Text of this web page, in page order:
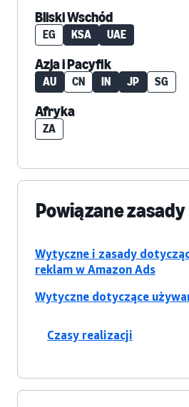
Bliski Wschód
EG KSA UAE
Azja i Pacyfik
AU CN IN JP SG
Afryka
ZA
Powiązane zasady
Wytyczne i zasady
reklam w Amazon Ads
Wytyczne dotyczące
Czasy realizacji